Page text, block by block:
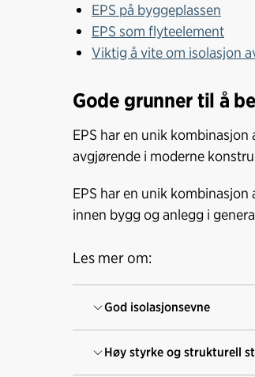
EPS på byggeplassen
EPS som flyteelement
Viktig å vite om isolasjon
Gode grunner til å
EPS har en unik
avgjørende i moderne
EPS har en unik
innen bygg og anlegg i
Les mer om:
God isolasjonsevne
Høy styrke og strukturell